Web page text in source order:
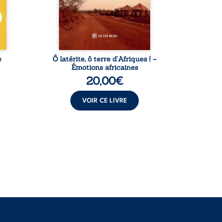
Thomas Sankara, Hamadoun
Dicko, le Vieux Biokou –
l’auteur partage des
instantanés ...
Ô latérite, ô terre d’Afriques ! –
Émotions africaines
20,00€
VOIR CE LIVRE